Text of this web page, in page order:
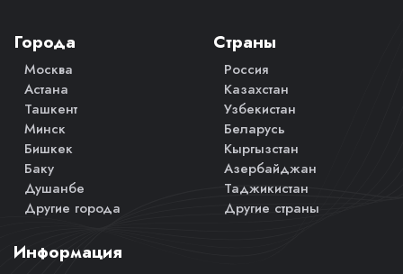
Города
Москва
Астана
Ташкент
Минск
Бишкек
Баку
Душанбе
Другие города
Страны
Россия
Казахстан
Узбекистан
Беларусь
Кыргызстан
Азербайджан
Таджикистан
Другие страны
Информация